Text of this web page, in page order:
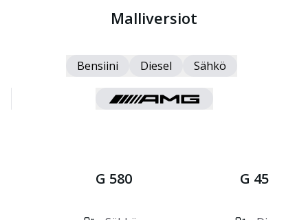
Malliversiot
Bensiini Diesel Sähkö
G 580 G 450 d